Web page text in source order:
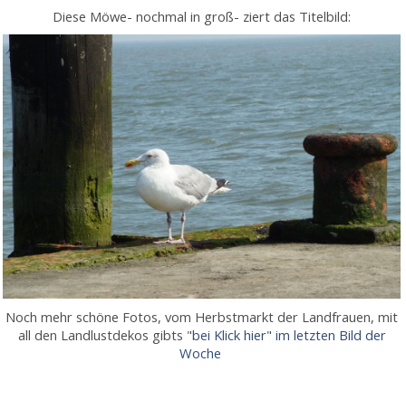
Diese Möwe- nochmal in groß- ziert das Titelbild:
Noch mehr schöne Fotos, vom Herbstmarkt der Landfrauen, mit
all den Landlustdekos gibts "bei Klick hier" im letzten Bild der
Woche